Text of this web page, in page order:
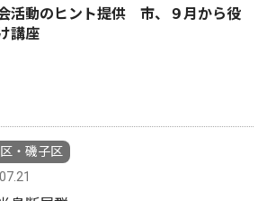
活動のヒント提供 市、９月から役
講座
・磯子区